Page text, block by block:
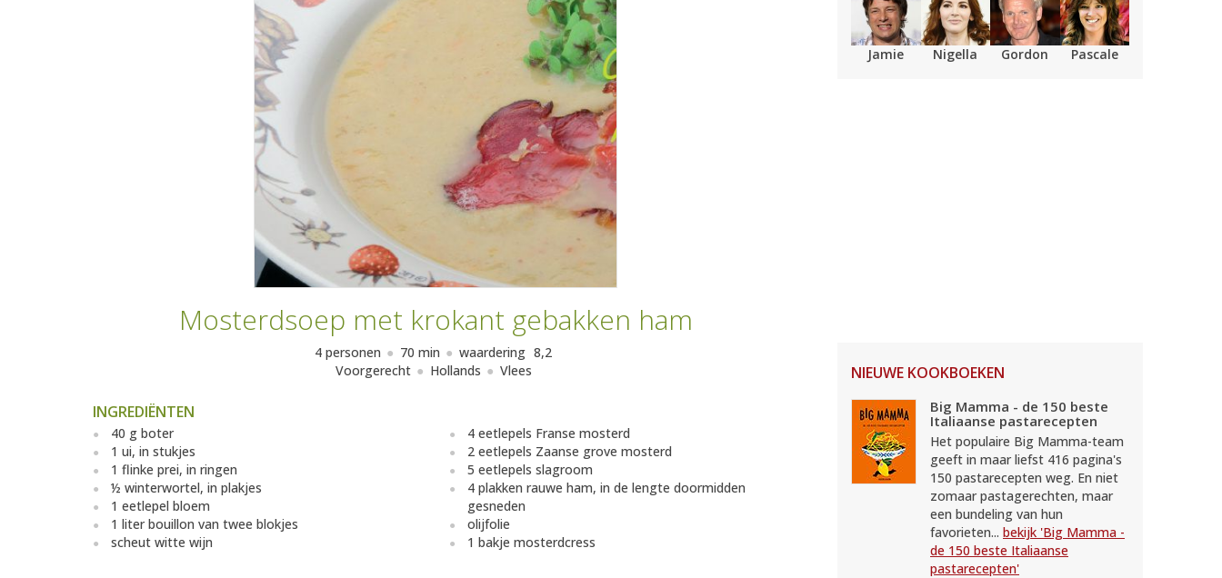
Mosterdsoep met krokant gebakken ham
4 personen 70 min waardering 8,2
Voorgerecht
Hollands Vlees
INGREDIËNTEN
40 g boter
1 ui, in stukjes
1 flinke prei, in ringen
½ winterwortel, in plakjes
1 eetlepel bloem
1 liter bouillon van twee blokjes
scheut witte wijn
4 eetlepels Franse mosterd
2 eetlepels Zaanse grove mosterd
5 eetlepels slagroom
4 plakken rauwe ham, in de lengte doormidden
gesneden
olijfolie
1 bakje mosterdcress
Jamie Nigella Gordon Pascale
NIEUWE KOOKBOEKEN
Big Mamma - de 150 beste
Italiaanse pastarecepten
Het populaire Big Mamma-team
geeft in maar liefst 416 pagina's
150 pastarecepten weg. En niet
zomaar pastagerechten, maar
een bundeling van hun
favorieten... bekijk 'Big Mamma -
de 150 beste Italiaanse
pastarecepten'